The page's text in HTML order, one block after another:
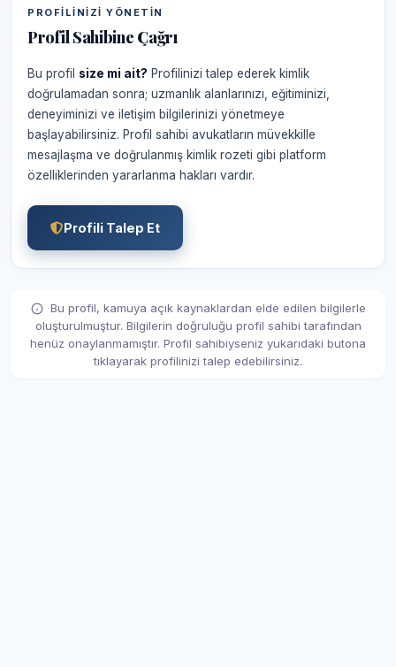
PROFILINIZI YÖNETIN
Profil Sahibine Çağrı
Bu profil size mi ait? Profilinizi talep ederek kimlik
doğrulamadan sonra; uzmanlık alanlarınızı, eğitiminizi,
deneyiminizi ve iletişim bilgilerinizi yönetmeye
başlayabilirsiniz. Profil sahibi avukatların müvekkille
mesajlaşma ve doğrulanmış kimlik rozeti gibi platform
özelliklerinden yararlanma hakları vardır.
Profili Talep Et
Bu profil, kamuya açık kaynaklardan elde edilen bilgilerle
oluşturulmuştur. Bilgilerin doğruluğu profil sahibi tarafından
henüz onaylanmamıştır. Profil sahibiyseniz yukarıdaki butona
tıklayarak profilinizi talep edebilirsiniz.